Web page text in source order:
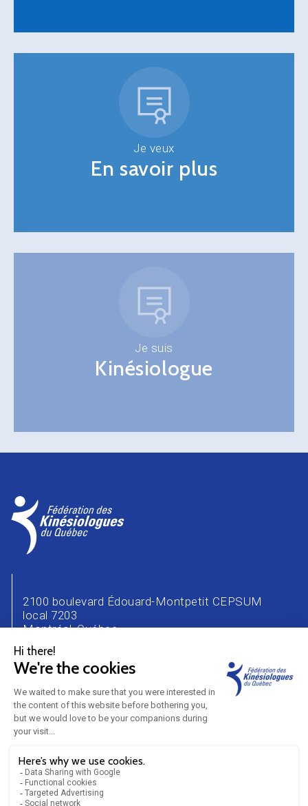
Je veux
En savoir plus
Je suis
Kinésiologue
2100 boulevard Édouard-Montpetit CEPSUM
local 7203
Montréal, Québec
H3T 1J4
Téléphone : 514 343-2471
Courriel :info@kinesiologue.com
NOUS JOINDRE
ANNONCEURS
BLOGUE